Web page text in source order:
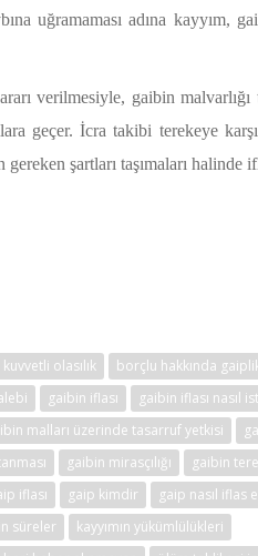
uğramaması adına kayyım,
verilmesiyle, gaibin
geçer. İcra takibi terekeye
gereken şartları taşımaları halinde
olasılık
borçlu hakkında
gaibin iflası gaibin iflası nasıl
malları üzerinde tasarruf yetkisi
gaibin mirasçılığı gaibin
iflası gaip kimdir gaip nasıl iflas
süreler
kayyımın yükümlülükleri